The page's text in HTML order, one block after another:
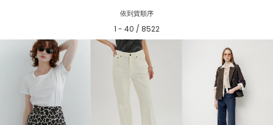
依到貨順序
1 - 40 / 8522